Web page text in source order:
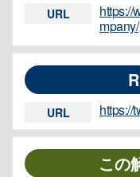
URL
https://
mpany/
URL https://
この